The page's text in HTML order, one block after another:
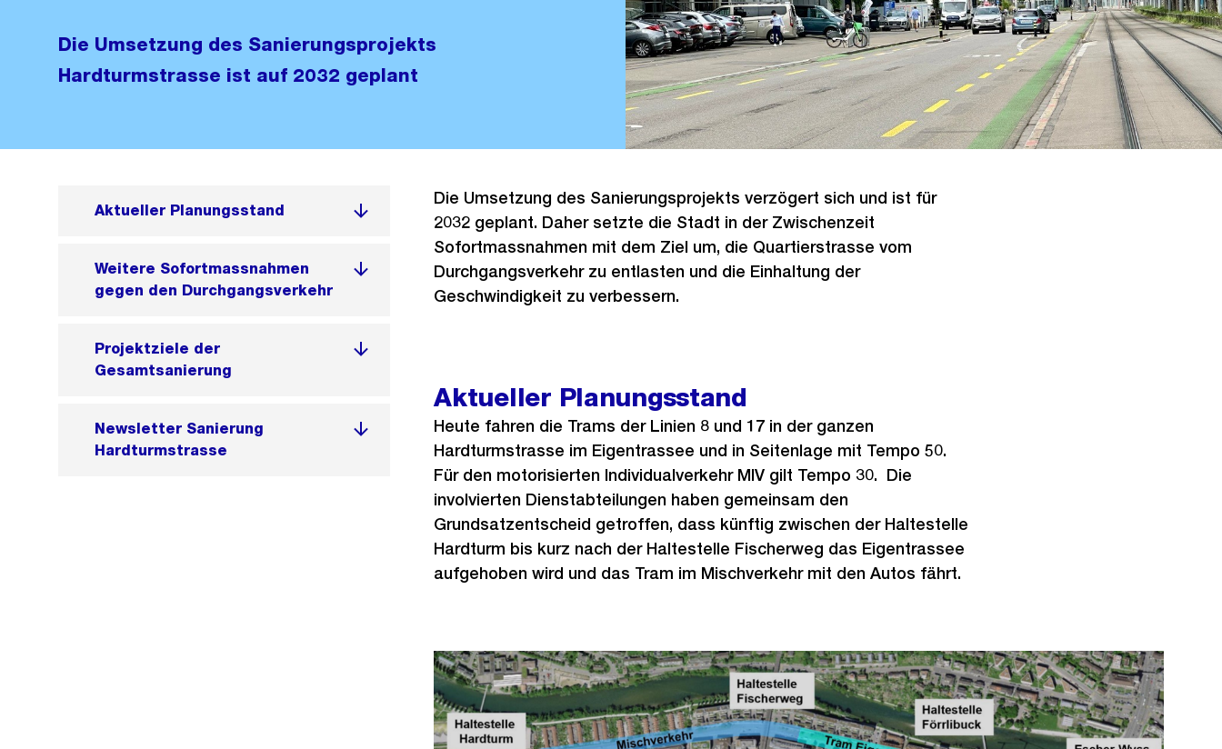
Die Umsetzung des Sanierungsprojekts
Hardturmstrasse ist auf 2032 geplant
Aktueller Planungsstand
Weitere Sofortmassnahmen
gegen den Durchgangsverkehr
Projektziele der
Gesamtsanierung
Newsletter Sanierung
Hardturmstrasse
Die Umsetzung des Sanierungsprojekts verzögert sich und ist für
2032 geplant. Daher setzte die Stadt in der Zwischenzeit
Sofortmassnahmen mit dem Ziel um, die Quartierstrasse vom
Durchgangsverkehr zu entlasten und die Einhaltung der
Geschwindigkeit zu verbessern.
Aktueller Planungsstand
Heute fahren die Trams der Linien 8 und 17 in der ganzen
Hardturmstrasse im Eigentrassee und in Seitenlage mit Tempo 50.
Für den motorisierten Individualverkehr MIV gilt Tempo 30. Die
involvierten Dienstabteilungen haben gemeinsam den
Grundsatzentscheid getroffen, dass künftig zwischen der Haltestelle
Hardturm bis kurz nach der Haltestelle Fischerweg das Eigentrassee
aufgehoben wird und das Tram im Mischverkehr mit den Autos fährt.